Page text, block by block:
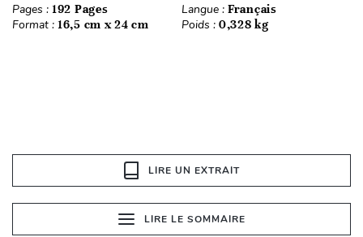
Pages : 192 Pages Langue : Français
Format : 16,5 cm x 24 cm Poids : 0,328 kg
LIRE UN EXTRAIT
LIRE LE SOMMAIRE